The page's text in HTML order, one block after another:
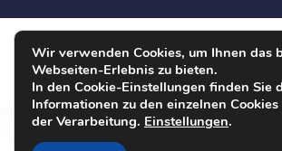
COPYRIGHT © 2004 - 2026 UVPLASTIC
CO., LTD. ALL RIGHTS
Wir verwenden Cookies, um Ihnen das
Webseiten-Erlebnis zu bieten.
In den Cookie-Einstellungen finden Sie
Informationen zu den einzelnen
der Verarbeitung. Einstellungen.